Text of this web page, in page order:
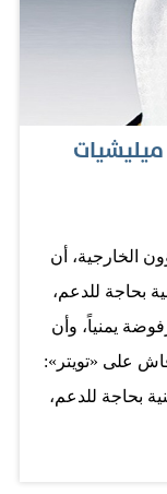
الخارجية، أن
بحاجة للدعم،
يمنياً، وأن
على «تويتر»:
بحاجة للدعم،